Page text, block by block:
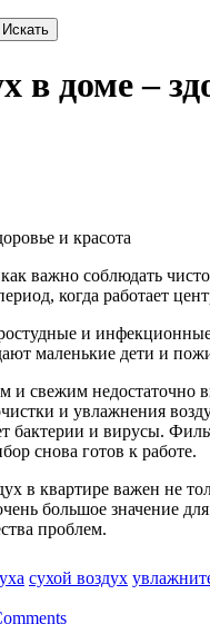
в доме –
важно соблюдать
когда работает
и
маленькие дети и
и свежим
и увлажнения
бактерии и вирусы.
снова готов к работе.
в квартире важен не
большое значение
проблем.
сухой воздух